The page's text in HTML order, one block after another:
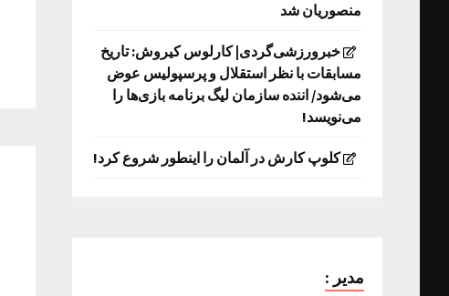
منصوریان شد
خبرورزشی‌گردی| کارلوس کیروش: تاریخ
مسابقات با نظر استقلال و پرسپولیس عوض
می‌شود/ اننده سازمان لیگ برنامه بازی‌ها را
می‌نویسد!
کلوپ کارش در آلمان را اینطور شروع کرد!
مدیر :